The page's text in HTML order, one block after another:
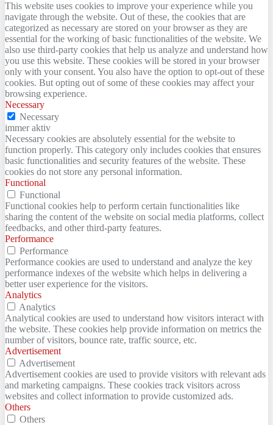
This website uses cookies to improve your experience while you
navigate through the website. Out of these, the cookies that are
categorized as necessary are stored on your browser as they are
essential for the working of basic functionalities of the website. We
also use third-party cookies that help us analyze and understand how
you use this website. These cookies will be stored in your browser
only with your consent. You also have the option to opt-out of these
cookies. But opting out of some of these cookies may affect your
browsing experience.
Necessary
Necessary
immer aktiv
Necessary cookies are absolutely essential for the website to
function properly. This category only includes cookies that ensures
basic functionalities and security features of the website. These
cookies do not store any personal information.
Functional
Functional
Functional cookies help to perform certain functionalities like
sharing the content of the website on social media platforms, collect
feedbacks, and other third-party features.
Performance
Performance
Performance cookies are used to understand and analyze the key
performance indexes of the website which helps in delivering a
better user experience for the visitors.
Analytics
Analytics
Analytical cookies are used to understand how visitors interact with
the website. These cookies help provide information on metrics the
number of visitors, bounce rate, traffic source, etc.
Advertisement
Advertisement
Advertisement cookies are used to provide visitors with relevant ads
and marketing campaigns. These cookies track visitors across
websites and collect information to provide customized ads.
Others
Others